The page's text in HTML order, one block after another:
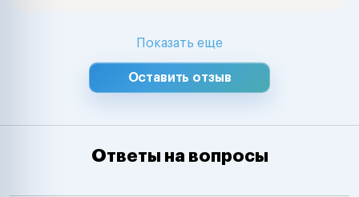
Показать еще
Оставить отзыв
Ответы на вопросы